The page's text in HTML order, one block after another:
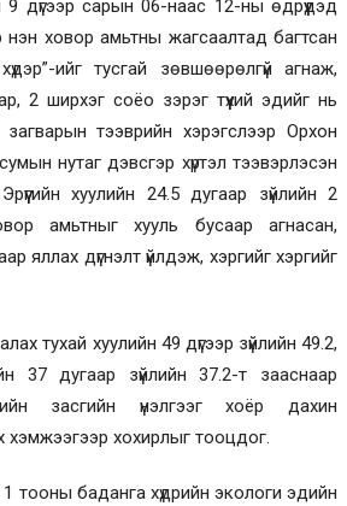
дүгээр сарын 06-наас 12-ны өдрүүдэд
нэн ховор амьтны жагсаалтад багтсан
ийг тусгай зөвшөөрөлгүй агнаж,
2 ширхэг соёо зэрэг түүхий эдийг нь
тээврийн хэрэгслээр Орхон
нутаг дэвсгэр хүртэл тээвэрлэсэн
хуулийн 24.5 дугаар зүйлийн 2
амьтныг хууль бусаар агнасан,
яллах дүгнэлт үйлдэж, хэргийг хэргийг
тухай хуулийн 49 дүгээр зүйлийн 49.2,
37 дугаар зүйлийн 37.2-т зааснаар
засгийн үнэлгээг хоёр дахин
хэмжээгээр хохирлыг тооцдог.
тооны баданга хүдрийн экологи эдийн